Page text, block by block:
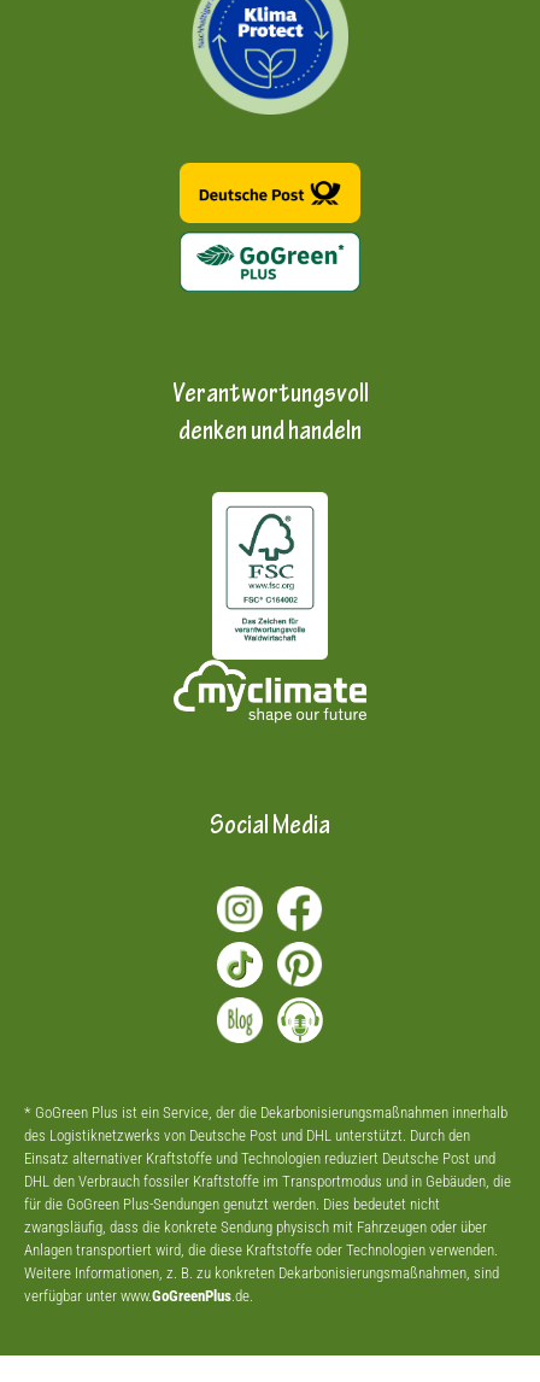
Verantwortungsvoll
denken und handeln
Social Media
* GoGreen Plus ist ein Service, der die Dekarbonisierungsmaßnahmen innerhalb
des Logistiknetzwerks von Deutsche Post und DHL unterstützt. Durch den
Einsatz alternativer Kraftstoffe und Technologien reduziert Deutsche Post und
DHL den Verbrauch fossiler Kraftstoffe im Transportmodus und in Gebäuden, die
für die GoGreen Plus-Sendungen genutzt werden. Dies bedeutet nicht
zwangsläufig, dass die konkrete Sendung physisch mit Fahrzeugen oder über
Anlagen transportiert wird, die diese Kraftstoffe oder Technologien verwenden.
Weitere Informationen, z. B. zu konkreten Dekarbonisierungsmaßnahmen, sind
verfügbar unter www.GoGreenPlus.de.